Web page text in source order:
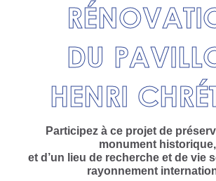
DU
HENRI
Participez à ce projet de
monument historique,
et d’un lieu de recherche et de vie
rayonnement